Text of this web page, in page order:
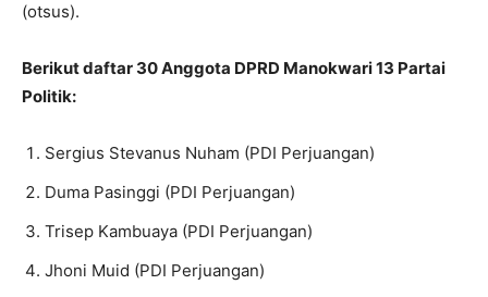
(otsus).
Berikut daftar 30 Anggota DPRD Manokwari 13 Partai
Politik:
Sergius Stevanus Nuham (PDI Perjuangan)
Duma Pasinggi (PDI Perjuangan)
Trisep Kambuaya (PDI Perjuangan)
Jhoni Muid (PDI Perjuangan)